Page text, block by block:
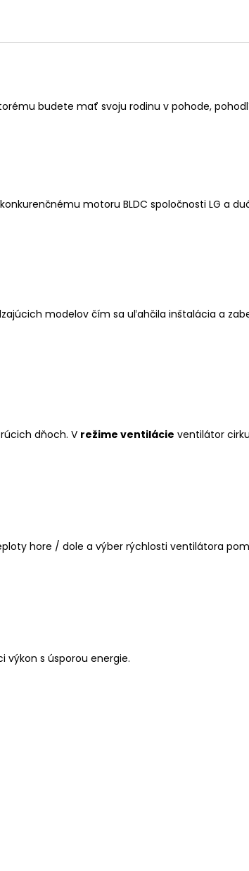
budete mať svoju rodinu v pohode,
motoru BLDC spoločnosti LG a
modelov čím sa uľahčila inštalácia a
dňoch. V režime ventilácie ventilátor
hore / dole a výber rýchlosti ventilátora
výkon s úsporou energie.